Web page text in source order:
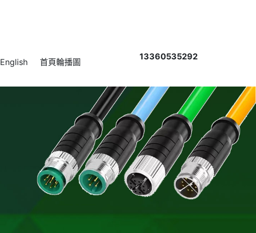
English 首頁輪播圖
13360535292